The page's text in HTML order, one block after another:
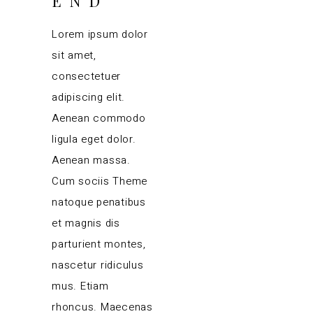
Lorem ipsum dolor
sit amet,
consectetuer
adipiscing elit.
Aenean commodo
ligula eget dolor.
Aenean massa.
Cum sociis Theme
natoque penatibus
et magnis dis
parturient montes,
nascetur ridiculus
mus. Etiam
rhoncus. Maecenas